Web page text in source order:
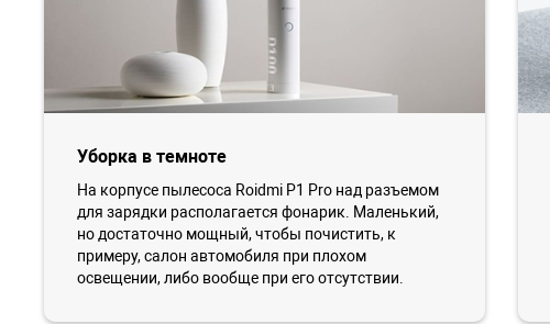
Уборка в темноте
На корпусе пылесоса Roidmi P1 Pro над разъемом
для зарядки располагается фонарик. Маленький,
но достаточно мощный, чтобы почистить, к
примеру, салон автомобиля при плохом
освещении, либо вообще при его отсутствии.